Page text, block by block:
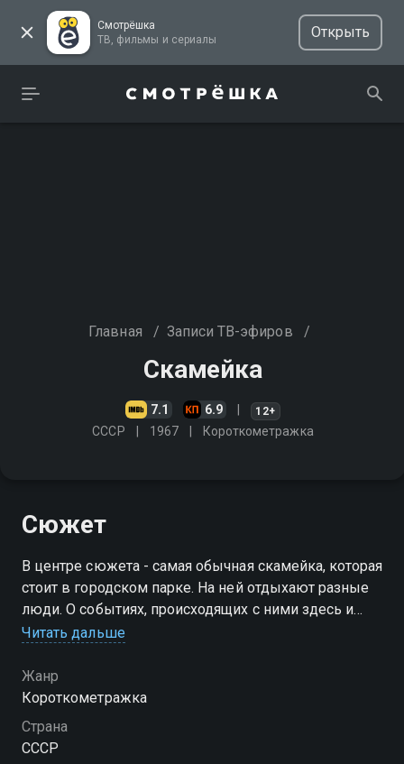
Смотрёшка
ТВ, фильмы и сериалы
Открыть
Главная / Записи ТВ-эфиров /
Скамейка
7.1 6.9 12+
СССР 1967 Короткометражка
Сюжет
В центре сюжета - самая обычная скамейка, которая
стоит в городском парке. На ней отдыхают разные
люди. О событиях, происходящих с ними здесь и
сейчас, и пойдет речь
Читать дальше
Жанр
Короткометражка
Страна
СССР